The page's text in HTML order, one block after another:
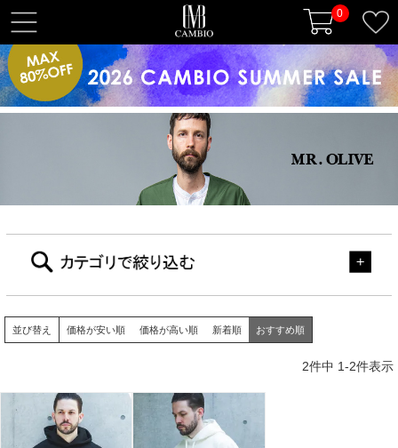
0
t
o
g
l
g
o
n
並び替え 価格が安い順 価格が高い順 新着順 おすすめ順
2件中 1-2件表示